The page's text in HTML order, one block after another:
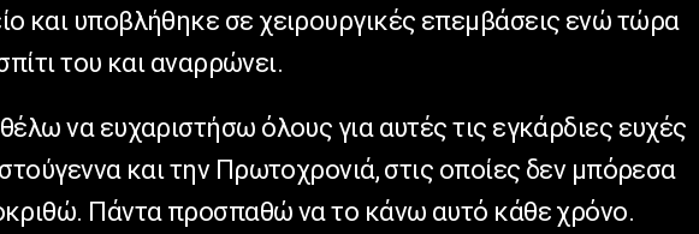
και υποβλήθηκε σε χειρουργικές επεμβάσεις ενώ τώρα
του και αναρρώνει.
να ευχαριστήσω όλους για αυτές τις εγκάρδιες ευχές
και την Πρωτοχρονιά, στις οποίες δεν μπόρεσα
Πάντα προσπαθώ να το κάνω αυτό κάθε χρόνο.